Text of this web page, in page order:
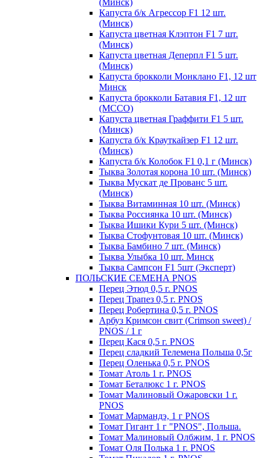
(Минск)
Капуста б/к Агрессор F1 12 шт.
(Минск)
Капуста цветная Клэптон F1 7 шт.
(Минск)
Капуста цветная Деперпл F1 5 шт.
(Минск)
Капуста брокколи Монклано F1, 12 шт
Минск
Капуста брокколи Батавия F1, 12 шт
(МССО)
Капуста цветная Граффити F1 5 шт.
(Минск)
Капуста б/к Крауткайзер F1 12 шт.
(Минск)
Капуста б/к Колобок F1 0,1 г (Минск)
Тыква Золотая корона 10 шт. (Минск)
Тыква Мускат де Прованс 5 шт.
(Минск)
Тыква Витаминная 10 шт. (Минск)
Тыква Россиянка 10 шт. (Минск)
Тыква Ишики Кури 5 шт. (Минск)
Тыква Стофунтовая 10 шт. (Минск)
Тыква Бамбино 7 шт. (Минск)
Тыква Улыбка 10 шт. Минск
Тыква Сампсон F1 5шт (Эксперт)
ПОЛЬСКИЕ СЕМЕНА PNOS
Перец Этюд 0,5 г. PNOS
Перец Трапез 0,5 г. PNOS
Перец Робертина 0,5 г. PNOS
Арбуз Кримсон свит (Crimson sweet) /
PNOS / 1 г
Перец Кася 0,5 г. PNOS
Перец сладкий Телемена Польша 0,5г
Перец Оленька 0,5 г. PNOS
Томат Атоль 1 г. PNOS
Томат Беталюкс 1 г. PNOS
Томат Малиновый Ожаровски 1 г.
PNOS
Томат Мармандэ, 1 г PNOS
Томат Гигант 1 г "PNOS", Польша.
Томат Малиновый Олбжим, 1 г. PNOS
Томат Оля Полька 1 г. PNOS